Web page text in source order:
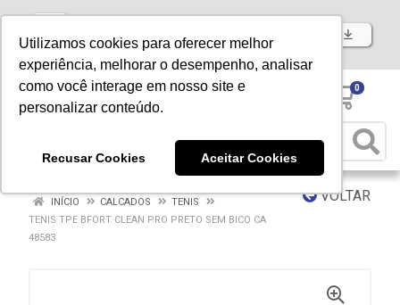
Utilizamos cookies para oferecer melhor
experiência, melhorar o desempenho, analisar
como você interage em nosso site e
personalizar conteúdo.
Recusar Cookies Aceitar Cookies
Baixe já nosso APP
0
VOLTAR
INÍCIO CALCADOS
TENIS
TENIS TPE BFORT CLEAN PRO PRETO SEM BICO CA
48583